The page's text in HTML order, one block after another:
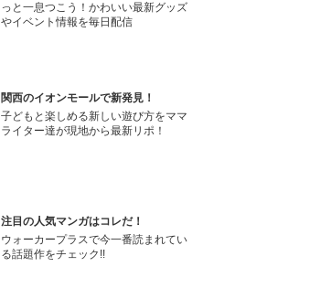
っと一息つこう！かわいい最新グッズ
やイベント情報を毎日配信
関西のイオンモールで新発見！
子どもと楽しめる新しい遊び方をママ
ライター達が現地から最新リポ！
注目の人気マンガはコレだ！
ウォーカープラスで今一番読まれてい
る話題作をチェック!!